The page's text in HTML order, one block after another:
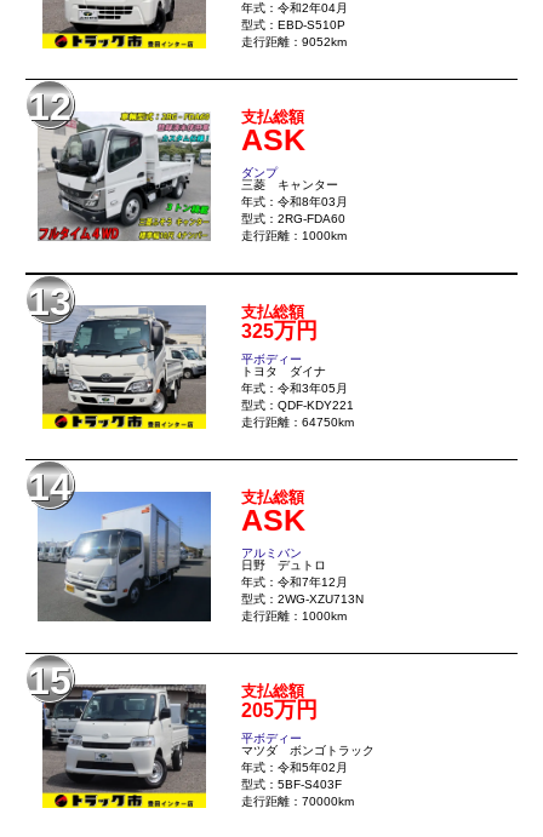
年式：令和2年04月
型式：EBD-S510P
走行距離：9052km
12 支払総額
ASK
ダンプ
三菱 キャンター
年式：令和8年03月
型式：2RG-FDA60
走行距離：1000km
13 支払総額
325万円
平ボディー
トヨタ ダイナ
年式：令和3年05月
型式：QDF-KDY221
走行距離：64750km
14 支払総額
ASK
アルミバン
日野 デュトロ
年式：令和7年12月
型式：2WG-XZU713N
走行距離：1000km
15 支払総額
205万円
平ボディー
マツダ ボンゴトラック
年式：令和5年02月
型式：5BF-S403F
走行距離：70000km